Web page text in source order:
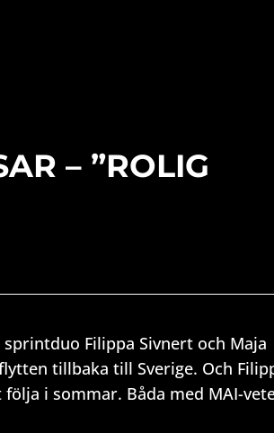
– ”ROLIG
Filippa Sivnert och Maja
tillbaka till Sverige. Och
i sommar. Båda med MAI-